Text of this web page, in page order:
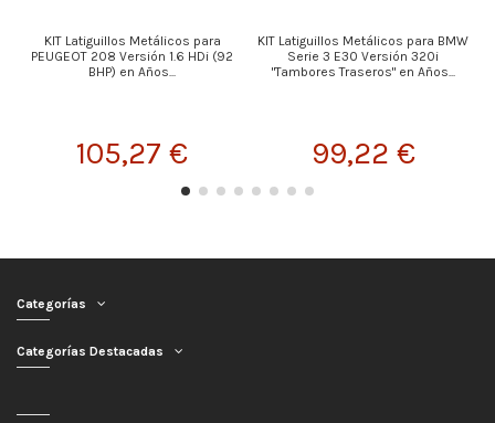
KIT Latiguillos Metálicos para
PEUGEOT 208 Versión 1.6 HDi (92
BHP) en Años...
105,27 €
KIT Latiguillos Metálicos para BMW
Serie 3 E30 Versión 320i
"Tambores Traseros" en Años...
99,22 €
Categorías
Categorías Destacadas